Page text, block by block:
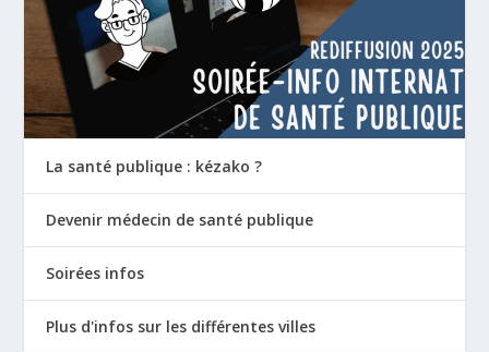
La santé publique : kézako ?
Devenir médecin de santé publique
Soirées infos
Plus d'infos sur les différentes villes